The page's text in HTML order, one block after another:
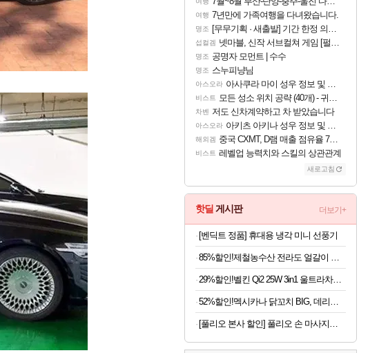
여행 7년만에 가족여행을 다녀왔습니다.
명조 [무무기획 · 새출발] 기간 한정 의뢰 이벤트
섭컬겜 넷마블, 신작 서브컬쳐 게임 [펄 인 블루] 티저 사이트 오픈
명조 공명자 모먼트 | 수수
명조 스누피냥님
아스오라 아사쿠라 마이 성우 정보 및 주요 필모
비스트 모든 성소 위치 공략 (40개) - 귀환한 영혼 도전과제
차벤 저도 신차계약하고 차 받았습니다
아스오라 아키츠 아키나 성우 정보 및 주요 필모
해외겜 중국 CXMT, D램 매출 점유율 7%…글로벌 4위로 부상
비스트 레벨업 능력치와 스킬의 상관관계
새로고침
핫딜 게시판 더보기+
[벤딕트 정품] 휴대용 냉각 미니 선풍기
29%할인!벨킨 Qi2 25W 3in1 울트라차지 프로 모듈형 고속 무선 충전기 WIZ052kr 갤럭시S26 아이폰17 호환
[풀리오 본사 할인] 풀리오 손 마사지기 V2